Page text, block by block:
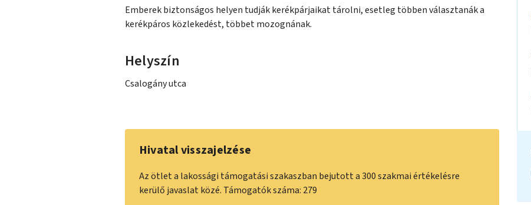
Emberek biztonságos helyen tudják kerékpárjaikat tárolni, esetleg többen választanák a
kerékpáros közlekedést, többet mozognának.
Helyszín
Csalogány utca
Hivatal visszajelzése
Az ötlet a lakossági támogatási szakaszban bejutott a 300 szakmai értékelésre
kerülő javaslat közé. Támogatók száma: 279